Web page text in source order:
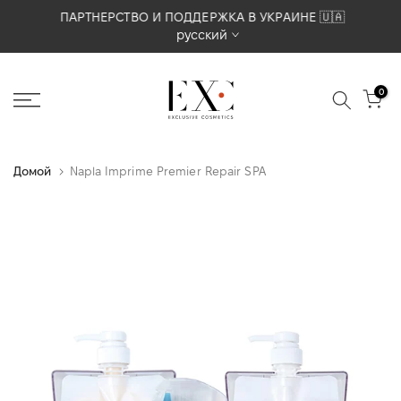
Перейти
содержимому
ПАРТНЕРСТВО И ПОДДЕРЖКА В УКРАИНЕ 🇺🇦
русский
0
Домой Napla Imprime Premier Repair SPA